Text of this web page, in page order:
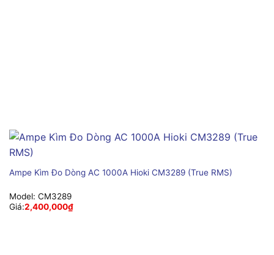
Ampe Kìm Đo Dòng AC 1000A Hioki CM3289 (True RMS)
Model: CM3289
Giá:2,400,000₫